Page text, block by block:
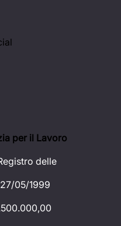
per il Lavoro
delle
05/1999